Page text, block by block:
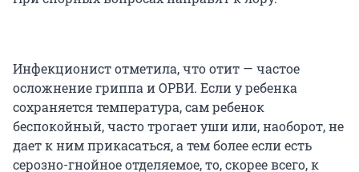
Инфекционист отметила, что отит — частое
осложнение гриппа и ОРВИ. Если у ребенка
сохраняется температура, сам ребенок
беспокойный, часто трогает уши или, наоборот, не
дает к ним прикасаться, а тем более если есть
серозно-гнойное отделяемое, то, скорее всего, к